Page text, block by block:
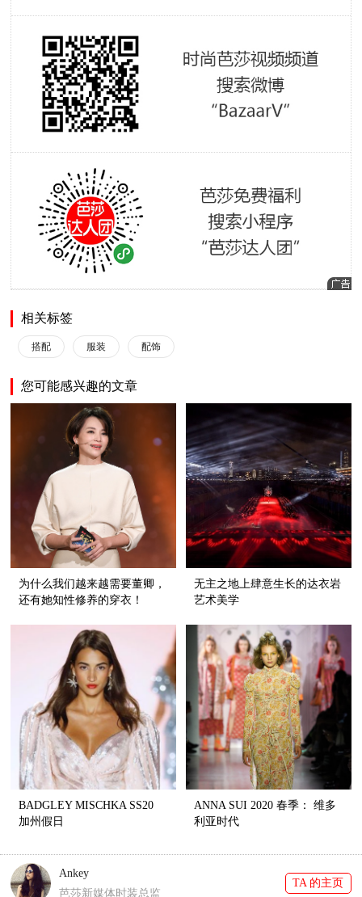
相关标签
搭配 服装 配饰
您可能感兴趣的文章
为什么我们越来越需要董卿，
还有她知性修养的穿衣！
无主之地上肆意生长的达衣岩
艺术美学
BADGLEY MISCHKA SS20
加州假日
ANNA SUI 2020 春季： 维多
利亚时代
Ankey
芭莎新媒体时装总监
TA 的主页